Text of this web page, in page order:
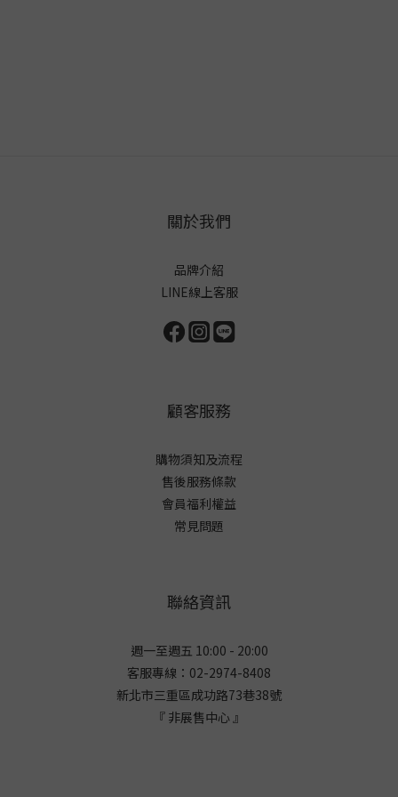
關於我們
品牌介紹
LINE線上客服
顧客服務
購物須知及流程
售後服務條款
會員福利權益
常見問題
聯絡資訊
週一至週五 10:00 - 20:00
客服專線：02-2974-8408
新北市三重區成功路73巷38號
『 非展售中心 』